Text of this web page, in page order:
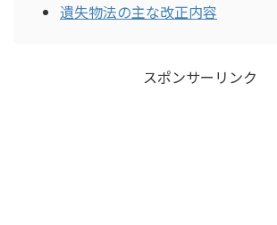
遺失物法の主な改正内容
スポンサーリンク